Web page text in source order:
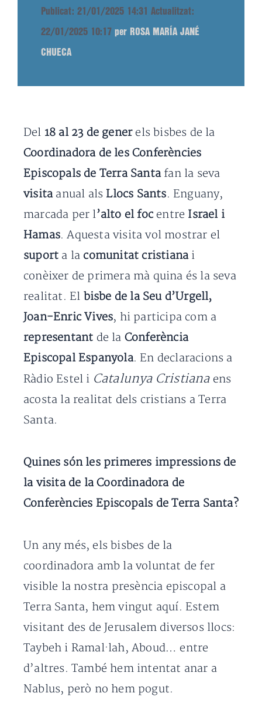
Publicat: 21/01/2025 14:31 Actualitzat:
22/01/2025 10:17 per ROSA MARÍA JANÉ
CHUECA
Del 18 al 23 de generels bisbes de la
Coordinadora de les Conferències
Episcopals de Terra Santafan la seva
visitaanual als Llocs Sants. Enguany,
marcada per l’alto el focentre Israel i
Hamas. Aquesta visita vol mostrar el
suport a la comunitat cristianai
conèixer de primera mà quina és la seva
realitat. El bisbe de la Seu d’Urgell,
Joan-Enric Vives, hi participa com a
representant de la Conferència
Episcopal Espanyola. En declaracions a
Ràdio Estel i Catalunya Cristianaens
acosta la realitat dels cristians a Terra
Santa.
Quines són les primeres impressions de
la visita de la Coordinadora de
Conferències Episcopals de Terra Santa?
Un any més, els bisbes de la
coordinadora amb la voluntat de fer
visible la nostra presència episcopal a
Terra Santa, hem vingut aquí. Estem
visitant des de Jerusalem diversos llocs:
Taybeh i Ramal·lah, Aboud… entre
d’altres. També hem intentat anar a
Nablus, però no hem pogut.